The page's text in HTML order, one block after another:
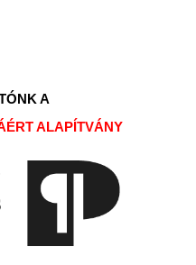
A
ALAPÍTVÁNY